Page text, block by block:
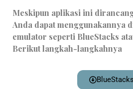
Meskipun aplikasi ini
Anda dapat menggunakannya
emulator seperti BlueStacks
Berikut langkah-langkahnya
BlueStacks